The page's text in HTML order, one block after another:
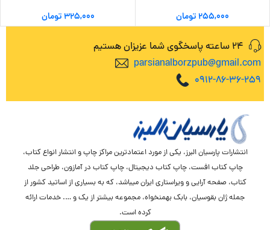
۲۵۵,۰۰۰تومان ۳۲۵,۰۰۰تومان
24 ساعته پاسخگوی شما عزیزان هستیم
parsianalborzpub@gmail.com
0912-86-36-259
انتشارات پارسیان البرز، یکی از مورد اعتمادترین مراکز چاپ و انتشار انواع کتاب،
چاپ کتاب افست، چاپ کتاب دیجیتال، چاپ کتاب در آمازون، طراحی جلد
کتاب، صفحه آرایی و ویراستاری ایران میباشد، که به بسیاری از اساتید کشور از
جمله ژان بقوسیان، بابک بهمنخواه، مجموعه بیشتر از یک و …. خدمات ارائه
کرده است.